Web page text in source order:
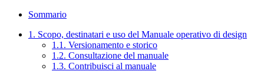
Sommario
1. Scopo, destinatari e uso del Manuale operativo di design
1.1. Versionamento e storico
1.2. Consultazione del manuale
1.3. Contribuisci al manuale